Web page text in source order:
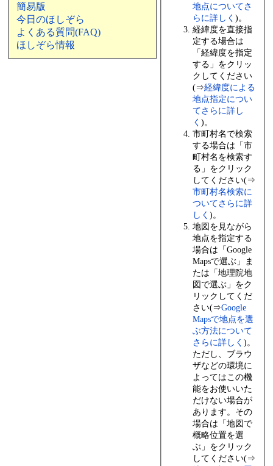
簡易版
今日のほしぞら
よくある質問(FAQ)
ほしぞら情報
地点についてさ
らに詳しく )。
経緯度を直接指
定する場合は
「経緯度を指定
する」をクリッ
クしてください
(⇒経緯度による
地点指定につい
てさらに詳し
く )。
市町村名で検索
する場合は「市
町村名を検索す
る」をクリック
してください(⇒
市町村名検索に
ついてさらに詳
しく )。
地図を見ながら
地点を指定する
場合は「Google
Mapsで選ぶ」ま
たは「地理院地
図で選ぶ」をク
リックしてくだ
さい(⇒Google
Mapsで地点を選
ぶ方法について
さらに詳しく )。
ただし、ブラウ
ザなどの環境に
よってはこの機
能をお使いいた
だけない場合が
あります。その
場合は「地図で
概略位置を選
ぶ」をクリック
してください(⇒